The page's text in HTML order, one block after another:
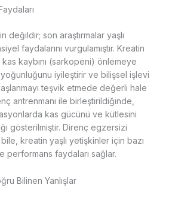
değildir; son araştırmalar yaşlı
faydalarını vurgulamıştır. Kreatin
kaybını (sarkopeni) önlemeye
yoğunluğunu iyileştirir ve bilişsel işlevi
teşvik etmede değerli hale
antrenmanı ile birleştirildiğinde,
kas gücünü ve kütlesini
gösterilmiştir. Direnç egzersizi
bile, kreatin yaşlı yetişkinler için bazı
performans faydaları sağlar.
Bilinen Yanlışlar